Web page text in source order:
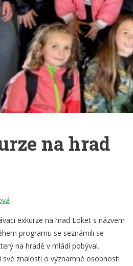
na hrad
exkurze na hrad Loket s názvem
programu se seznámili se
na hradě v mládí pobýval.
znalosti o významné osobnosti